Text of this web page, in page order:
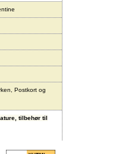
Postkort og
tilbehør til